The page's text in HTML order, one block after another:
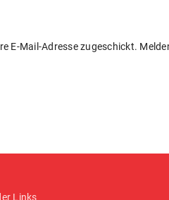
E-Mail-Adresse zugeschickt.
Links